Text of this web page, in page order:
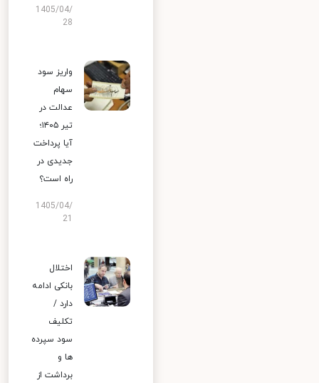
1405/04/
28
واریز سود
سهام
عدالت در
تیر ۱۴۰۵؛
آیا پرداخت
جدیدی در
راه است؟
1405/04/
اختلال
بانکی ادامه
دارد /
تکلیف
سود سپرده
ها و
برداشت از